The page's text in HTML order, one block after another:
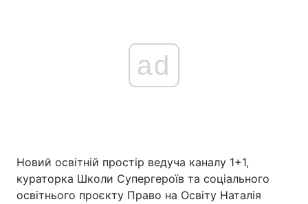
ad
Новий освітній простір ведуча каналу 1+1,
кураторка Школи Супергероїв та соціального
освітнього проєкту Право на Освіту Наталія